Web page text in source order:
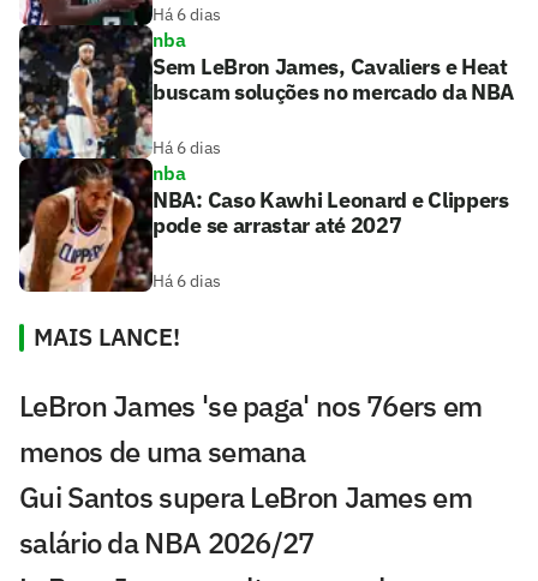
Há 6 dias
nba
Sem LeBron James, Cavaliers e Heat
buscam soluções no mercado da NBA
Há 6 dias
nba
NBA: Caso Kawhi Leonard e Clippers
pode se arrastar até 2027
Há 6 dias
MAIS LANCE!
LeBron James 'se paga' nos 76ers em
menos de uma semana
Gui Santos supera LeBron James em
salário da NBA 2026/27